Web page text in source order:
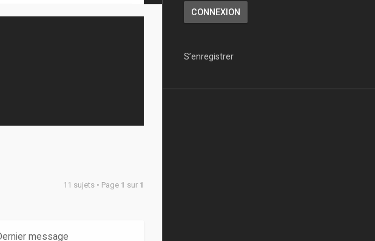
11 sujets • Page 1 sur 1
message
S’enregistrer